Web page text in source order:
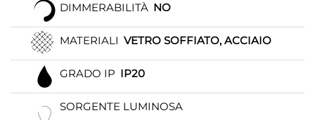
DIMMERABILITÀ NO
MATERIALI VETRO SOFFIATO, ACCIAIO
GRADO IP IP20
SORGENTE LUMINOSA